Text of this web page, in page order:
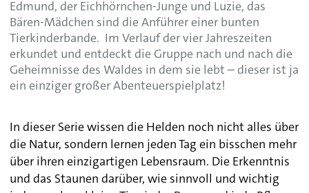
Edmund, der Eichhörnchen-Junge und Luzie, das
Bären-Mädchen sind die Anführer einer bunten
Tierkinderbande. Im Verlauf der vier Jahreszeiten
erkundet und entdeckt die Gruppe nach und nach die
Geheimnisse des Waldes in dem sie lebt – dieser ist ja
ein einziger großer Abenteuerspielplatz!
In dieser Serie wissen die Helden noch nicht alles über
die Natur, sondern lernen jeden Tag ein bisschen mehr
über ihren einzigartigen Lebensraum. Die Erkenntnis
und das Staunen darüber, wie sinnvoll und wichtig